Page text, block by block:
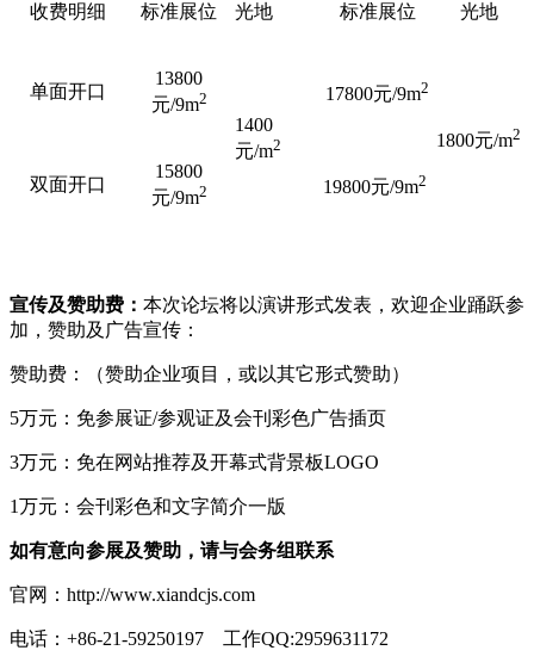
收费明细 标准展位 光地 标准展位 光地
单面开口
13800
元/9m2
1400
元/m2
17800元/9m2
1800元/m2
双面开口
15800
元/9m2 19800元/9m2
宣传及赞助费： 本次论坛将以演讲形式发表，欢迎企业踊跃参
加，赞助及广告宣传：
赞助费：（赞助企业项目，或以其它形式赞助）
5万元：免参展证/参观证及会刊彩色广告插页
3万元：免在网站推荐及开幕式背景板LOGO
1万元：会刊彩色和文字简介一版
如有意向参展及赞助，请与会务组联系
官网：http://www.xiandcjs.com
电话：+86-21-59250197 工作QQ:2959631172